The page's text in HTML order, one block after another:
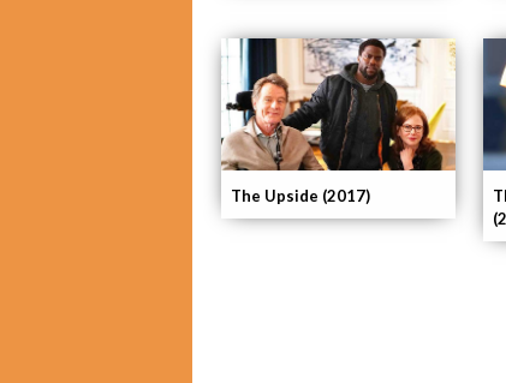
The Upside (2017)